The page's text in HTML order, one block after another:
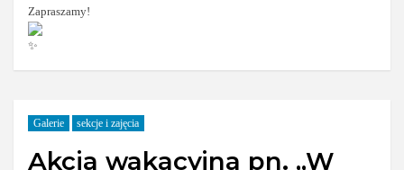
Zapraszamy!
Galerie sekcje i zajęcia
Akcja wakacyjna pn. „W